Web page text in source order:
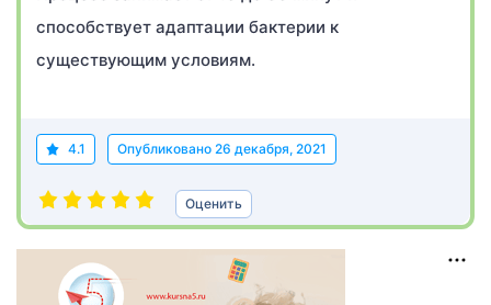
способствует адаптации бактерии к
существующим условиям.
4.1 Опубликовано 26 декабря, 2021
Оценить